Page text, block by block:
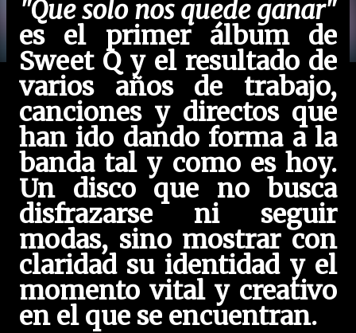
"Que solo nos quede ganar"
es el primer álbum de
Sweet Q y el resultado de
varios años de trabajo,
canciones y directos que
han ido dando forma a la
banda tal y como es hoy.
Un disco que no busca
disfrazarse ni seguir
modas, sino mostrar con
claridad su identidad y el
momento vital y creativo
en el que se encuentran.